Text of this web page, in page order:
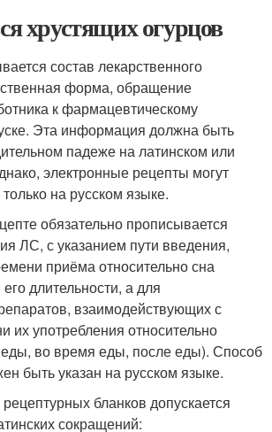
хрустящих огурцов
состав лекарственного
форма, обращение
к фармацевтическому
Эта информация должна быть
падеже на латинском или
электронные рецепты могут
на русском языке.
обязательно прописывается
ЛС, с указанием пути введения,
приёма относительно сна
длительности, а для
взаимодействующих с
употребления относительно
во время еды, после еды). Способ
быть указан на русском языке.
бланков допускается
сокращений: